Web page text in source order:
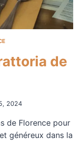
de
2024
de Florence pour
généreux dans la